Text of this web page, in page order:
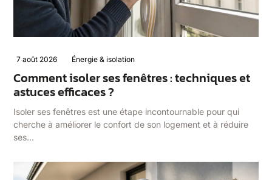
7 août 2026 Énergie & isolation
Comment isoler ses fenêtres : techniques et
astuces efficaces ?
Isoler ses fenêtres est une étape incontournable pour qui
cherche à améliorer le confort de son logement et à réduire
ses…